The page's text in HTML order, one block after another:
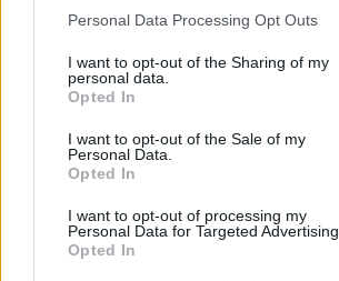
Personal Data Processing Opt Outs
I want to opt-out of the Sharing of my
personal data.
Opted In
I want to opt-out of the Sale of my
Personal Data.
Opted In
I want to opt-out of processing my
Personal Data for Targeted Advertising.
Opted In
Székely Hírmondó archívuma
Sütibeállítások
Médiatér